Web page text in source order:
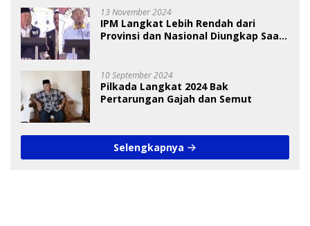
13 November 2024
IPM Langkat Lebih Rendah dari
Provinsi dan Nasional Diungkap Saat
10 September 2024
Pilkada Langkat 2024 Bak
Pertarungan Gajah dan Semut
Selengkapnya